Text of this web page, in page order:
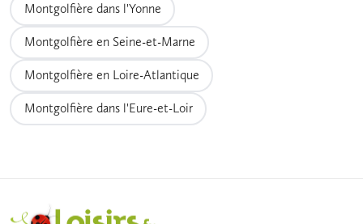
Montgolfière dans l'Yonne
Montgolfière en Seine-et-Marne
Montgolfière en Loire-Atlantique
Montgolfière dans l'Eure-et-Loir